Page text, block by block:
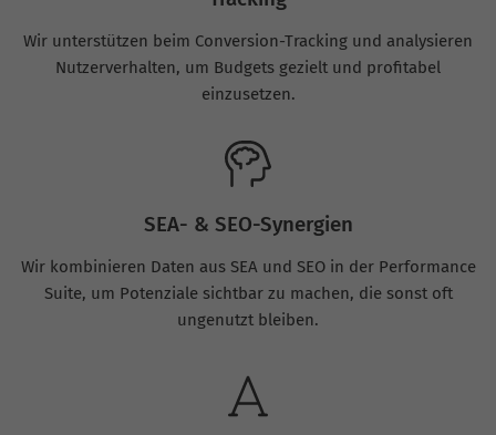
Wir unterstützen beim Conversion-Tracking und analysieren
Nutzerverhalten, um Budgets gezielt und profitabel
einzusetzen.
SEA- & SEO-Synergien
Wir kombinieren Daten aus SEA und SEO in der Performance
Suite, um Potenziale sichtbar zu machen, die sonst oft
ungenutzt bleiben.